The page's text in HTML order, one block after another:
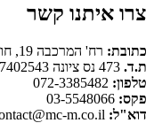
צרו איתנו קשר
כתובת: רח' המרכבה 19, חולון
ת.ד.
טלפון:
פקס:
דוא"ל: